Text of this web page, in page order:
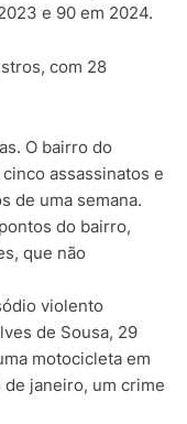
e 90 em 2024.
com 28
O bairro do
assassinatos e
de uma semana.
do bairro,
que não
violento
de Sousa, 29
motocicleta em
janeiro, um crime